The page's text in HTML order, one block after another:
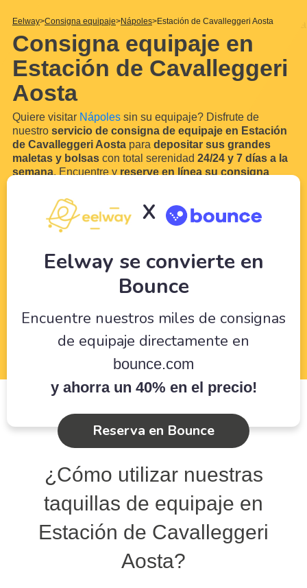
Eelway Consigna equipaje Nápoles Estación de Cavalleggeri Aosta
Consigna equipaje en
Estación de Cavalleggeri
Aosta
Quiere visitar Nápoles sin su equipaje? Disfrute de
nuestro servicio de consigna de equipaje en Estación
de Cavalleggeri Aosta para depositar sus grandes
maletas y bolsas con total serenidad 24/24 y 7 días a la
semana. Encuentre y reserve en línea su consigna
guardar equipaje.
En efecto, es muy probable que lleguen en tren o autobús
Estación de Cavalleggeri Aosta
X
Eelway se convierte en
Bounce
Encuentre nuestros miles de consignas
de equipaje directamente en
bounce.com
y ahorra un 40% en el precio!
Reserva en Bounce
¿Cómo utilizar nuestras
taquillas de equipaje en
Estación de Cavalleggeri
Aosta?